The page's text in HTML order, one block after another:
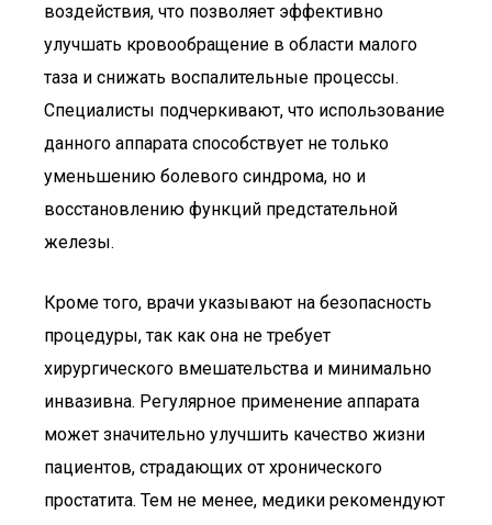
воздействия, что позволяет эффективно
улучшать кровообращение в области малого
таза и снижать воспалительные процессы.
Специалисты подчеркивают, что использование
данного аппарата способствует не только
уменьшению болевого синдрома, но и
восстановлению функций предстательной
железы.
Кроме того, врачи указывают на безопасность
процедуры, так как она не требует
хирургического вмешательства и минимально
инвазивна. Регулярное применение аппарата
может значительно улучшить качество жизни
пациентов, страдающих от хронического
простатита. Тем не менее, медики рекомендуют